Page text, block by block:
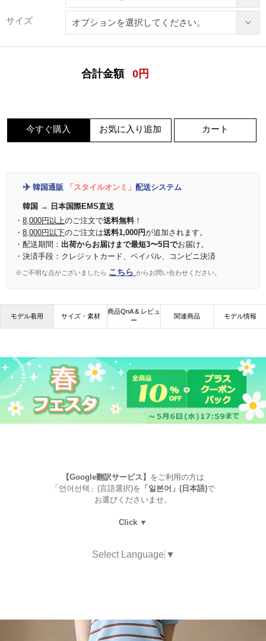
サイズ
合計金額 0 円
今すぐ購入 お気に入り追加 カート
✈️ 韓国通販 「スタイルオンミ」 配送システム
韓国 → 日本国際EMS直送
・ 8,000円以上のご注文で送料無料！
・ 8,000円以下のご注文は送料1,000円が追加されます。
・配送期間： 出荷からお届けまで最短3〜5日でお届け。
・決済手段：クレジットカード、ペイパル、コンビニ決済
※ご不明な点がございましたら こちら からお問い合わせください。
モデル着用 サイズ・素材
商品QnA & レビュ
ー
関連商品 モデル情報
【Google翻訳サービス】 をご利用の方は
「언어선택」(言語選択)を 「일본어」(日本語)で
お選びくださいませ。
Click ▼
Select Language ▼